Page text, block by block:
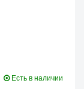
Есть в наличии